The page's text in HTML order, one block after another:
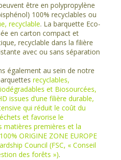
être en polypropylène
100% recyclables ou
recyclable. La barquette Eco-
en carton compact et
recyclable dans la filière
avec ou sans séparation
également au sein de notre
recyclables,
et Biosourcées,
issues d’une filière durable,
qui réduit le coût du
et favorise le
matières premières et la
ORIGINE ZONE EUROPE
Council (FSC, « Conseil
des forêts »).